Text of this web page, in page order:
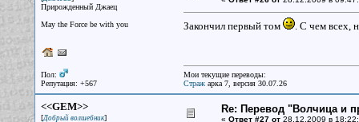
Прирожденный Джаец
May the Force be with you
Пол:
Репутация: +567
Закончил первый том . С чем всех,
Мои текущие переводы:
Стражарка 7, версия 30.07.26
<<GEM>>
[Добрый волшебник]
Re: Перевод "Волчица и
« Ответ #27 от28.12.2009 в